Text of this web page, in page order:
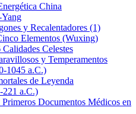
China
y Recalentadores (1)
Elementos (Wuxing)
Celestes
y Temperamentos
1045 a.C.)
de Leyenda
221 a.C.)
Documentos Médicos en